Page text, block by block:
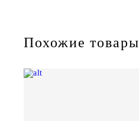
Похожие товары